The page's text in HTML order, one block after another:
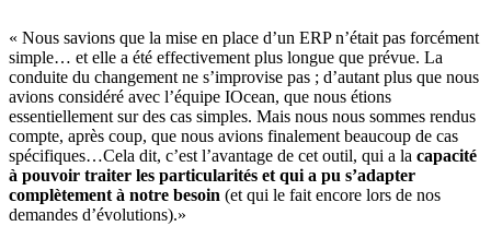
« Nous savions que la mise en place d’un ERP n’était pas forcément
simple… et elle a été effectivement plus longue que prévue. La
conduite du changement ne s’improvise pas ; d’autant plus que nous
avions considéré avec l’équipe IOcean, que nous étions
essentiellement sur des cas simples. Mais nous nous sommes rendus
compte, après coup, que nous avions finalement beaucoup de cas
spécifiques…Cela dit, c’est l’avantage de cet outil, qui a la capacité
à pouvoir traiter les particularités et qui a pu s’adapter
complètement à notre besoin (et qui le fait encore lors de nos
demandes d’évolutions).»